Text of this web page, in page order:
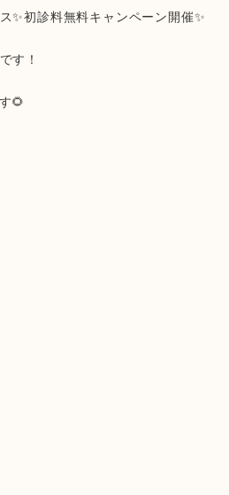
✨初診料無料キャンペーン開催✨
す！
🌻